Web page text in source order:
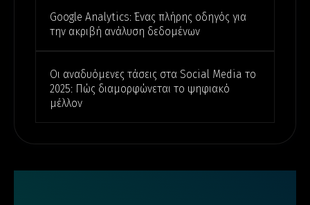
Google Analytics: Ένας πλήρης οδηγός για
την ακριβή ανάλυση δεδομένων
Οι αναδυόμενες τάσεις στα Social Media το
2025: Πώς διαμορφώνεται το ψηφιακό
μέλλον